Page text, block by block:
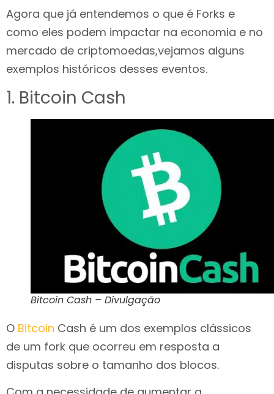
Agora que já entendemos o que é Forks e
como eles podem impactar na economia e no
mercado de criptomoedas,vejamos alguns
exemplos históricos desses eventos.
1. Bitcoin Cash
Bitcoin Cash – Divulgação
O Bitcoin Cash é um dos exemplos clássicos
de um fork que ocorreu em resposta a
disputas sobre o tamanho dos blocos.